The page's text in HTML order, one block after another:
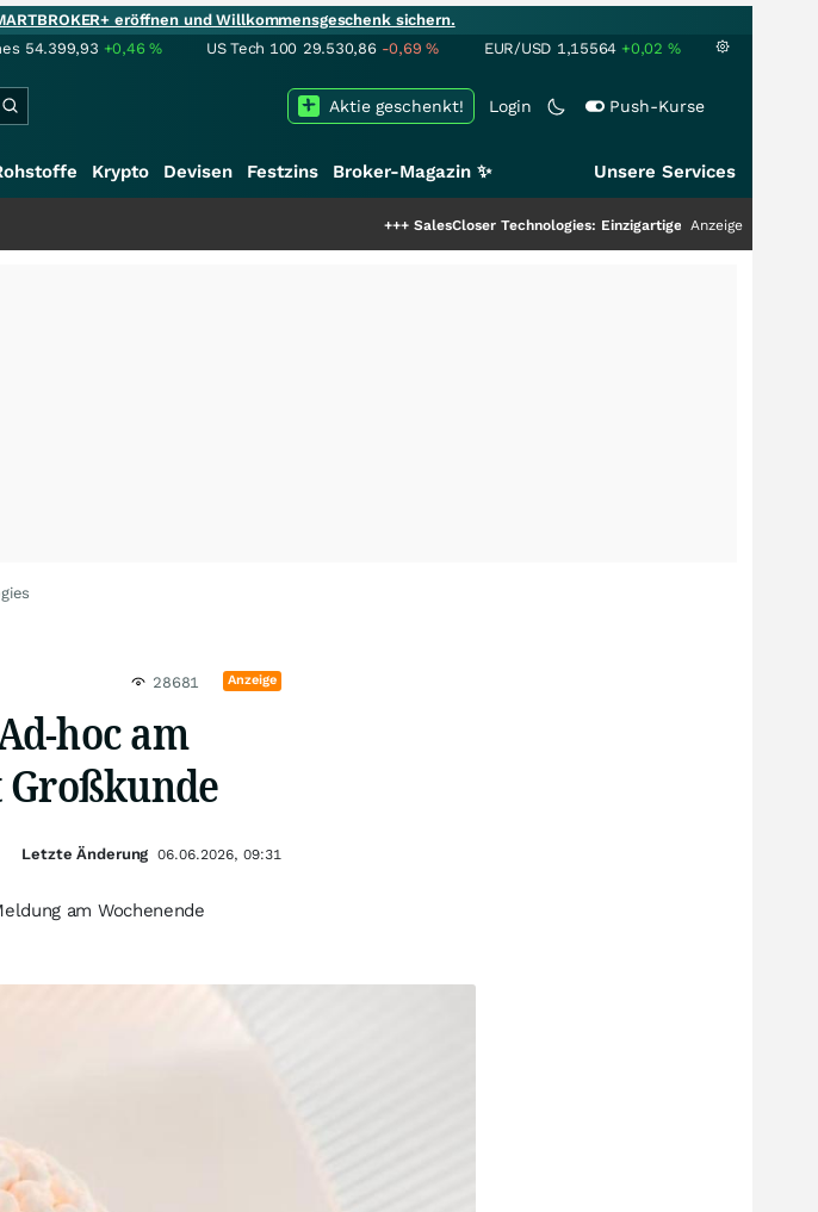
eröffnen und Willkommensgeschenk sichern.
54.399,93 +0,46% US Tech 100 29.530,86 -0,69% EUR/USD 1,15564 +0,02 %
Login Push-Kurse
Aktie geschenkt!
Krypto Devisen Festzins Broker-Magazin ✨ Unsere Services
SalesCloser Technologies: Einzigartige Leistung zieht die Top-Dogs
Anzeige
28681 Anzeige
hoc am
am Wochenende
Letzte Änderung 06.06.2026, 09:31